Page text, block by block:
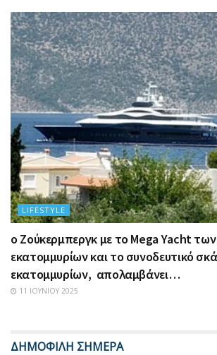
LIFESTYLE
ο Ζούκερμπεργκ με το Μega Υacht
εκατομμυρίων και το συνοδευτικό
εκατομμυρίων, απολαμβάνει…
11 ΙΟΥΝΊΟΥ 2025
ΔΗΜΟΦΙΛΗ ΣΗΜΕΡΑ